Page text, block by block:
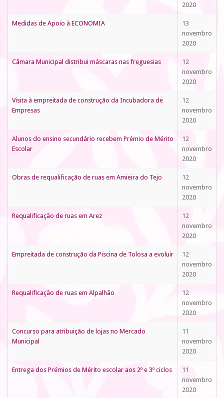
2020
Medidas de Apoio à ECONOMIA
13
novembro
2020
Câmara Municipal distribui máscaras nas freguesias
12
novembro
2020
Visita à empreitada de construção da Incubadora de
Empresas
12
novembro
2020
Alunos do ensino secundário recebem Prémio de Mérito
Escolar
12
novembro
2020
Obras de requalificação de ruas em Amieira do Tejo
12
novembro
2020
Requalificação de ruas em Arez
12
novembro
2020
Empreitada de construção da Piscina de Tolosa a evoluir
12
novembro
2020
Requalificação de ruas em Alpalhão
12
novembro
2020
Concurso para atribuição de lojas no Mercado
Municipal
11
novembro
2020
Entrega dos Prémios de Mérito escolar aos 2º e 3º ciclos
11
novembro
2020